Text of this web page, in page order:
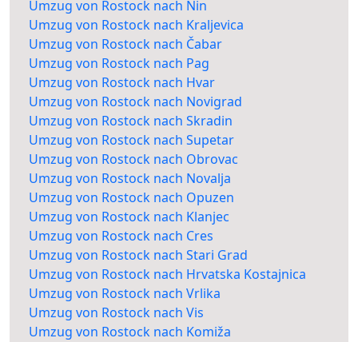
Umzug von Rostock nach Nin
Umzug von Rostock nach Kraljevica
Umzug von Rostock nach Čabar
Umzug von Rostock nach Pag
Umzug von Rostock nach Hvar
Umzug von Rostock nach Novigrad
Umzug von Rostock nach Skradin
Umzug von Rostock nach Supetar
Umzug von Rostock nach Obrovac
Umzug von Rostock nach Novalja
Umzug von Rostock nach Opuzen
Umzug von Rostock nach Klanjec
Umzug von Rostock nach Cres
Umzug von Rostock nach Stari Grad
Umzug von Rostock nach Hrvatska Kostajnica
Umzug von Rostock nach Vrlika
Umzug von Rostock nach Vis
Umzug von Rostock nach Komiža